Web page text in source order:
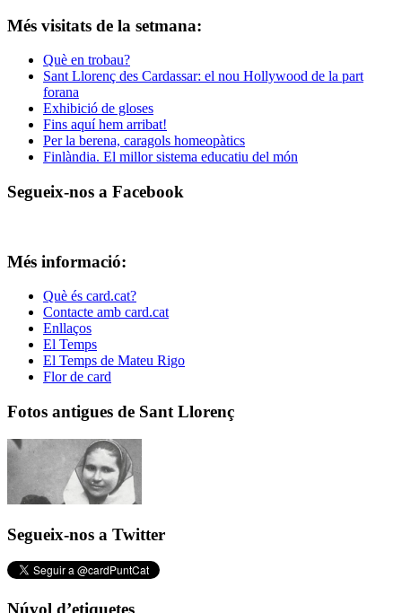
Més visitats de la setmana:
Què en trobau?
Sant Llorenç des Cardassar: el nou Hollywood de la part
forana
Exhibició de gloses
Fins aquí hem arribat!
Per la berena, caragols homeopàtics
Finlàndia. El millor sistema educatiu del món
Segueix-nos a Facebook
Més informació:
Què és card.cat?
Contacte amb card.cat
Enllaços
El Temps
El Temps de Mateu Rigo
Flor de card
Fotos antigues de Sant Llorenç
Segueix-nos a Twitter
Núvol d’etiquetes